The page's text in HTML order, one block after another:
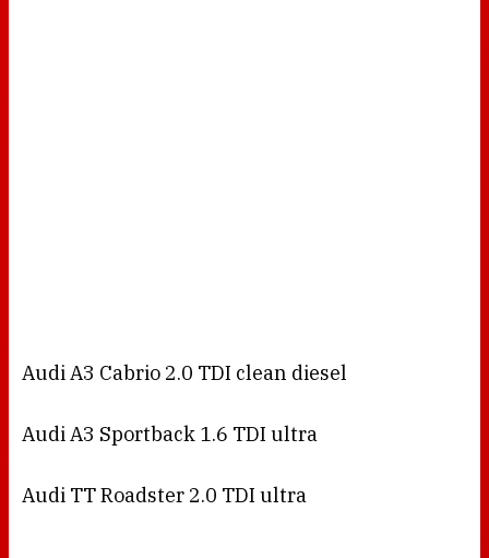
Audi A3 Cabrio 2.0 TDI clean diesel
Audi A3 Sportback 1.6 TDI ultra
Audi TT Roadster 2.0 TDI ultra